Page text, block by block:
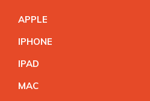
APPLE
IPHONE
IPAD
MAC